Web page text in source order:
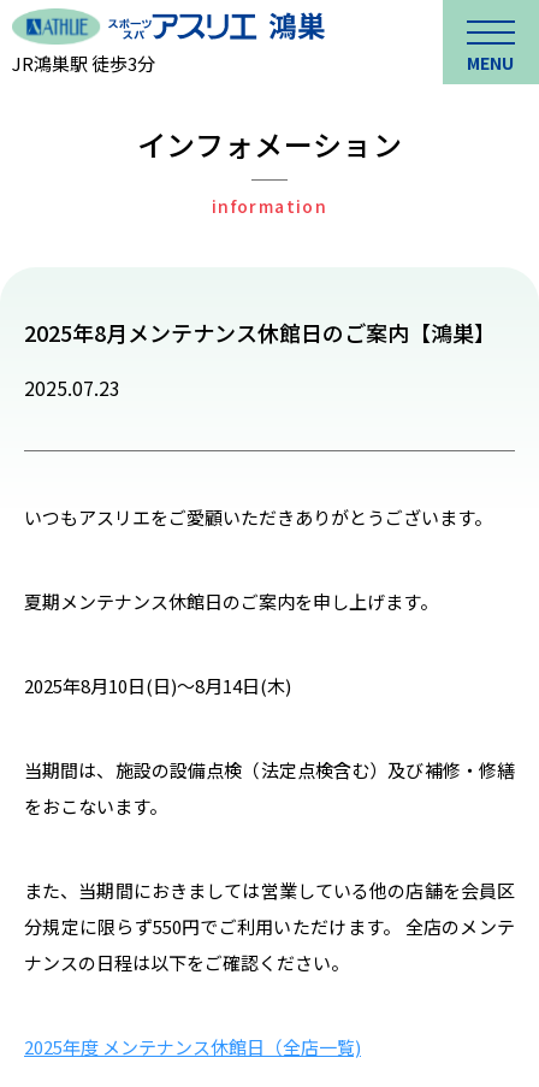
JR鴻巣駅 徒歩3分 MENU
インフォメーション
information
2025年8月メンテナンス休館日のご案内【鴻巣】
2025.07.23
いつもアスリエをご愛顧いただきありがとうございます。
夏期メンテナンス休館日のご案内を申し上げます。
2025年8月10日(日)～8月14日(木)
当期間は、施設の設備点検（法定点検含む）及び補修・修繕
をおこないます。
また、当期間におきましては営業している他の店舗を会員区
分規定に限らず550円でご利用いただけます。 全店のメンテ
ナンスの日程は以下をご確認ください。
2025年度 メンテナンス休館日（全店一覧)